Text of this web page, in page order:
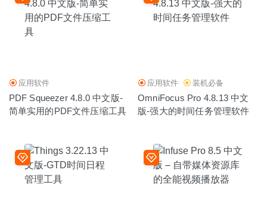
应用软件
PDF Squeezer 4.8.0 中文版-
简单实用的PDF文件压缩工具
应用软件 装机必备
OmniFocus Pro 4.8.13 中文
版-强大的时间任务管理软件
2D动画设计工具
2021-11-25
NoteBurner iTunes DRM Audio Converter 3.6.4 中文版 –